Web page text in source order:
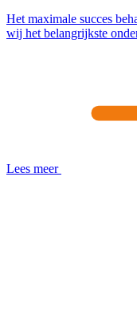
Het maximale succes
wij het belangrijkste
Lees meer